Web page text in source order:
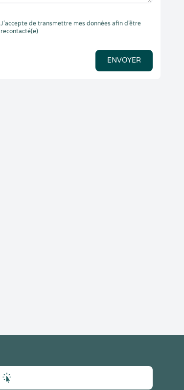
J’accepte de transmettre mes données afin d’être
recontacté(e).
ENVOYER